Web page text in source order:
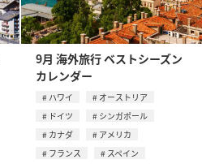
9月 海外旅行 ベストシーズン
カレンダー
ハワイ
オーストリア
ドイツ
シンガポール
カナダ
アメリカ
フランス
スペイン